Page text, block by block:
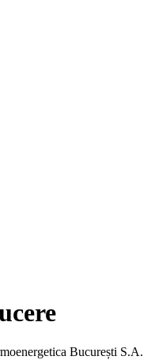
București S.A.